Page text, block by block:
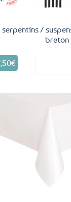
serpentins /
breton
€